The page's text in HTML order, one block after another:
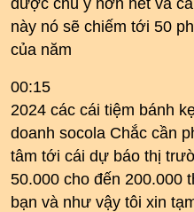
được chú ý hơn hết và
này nó sẽ chiếm tới 50
của năm
00:15
2024 các cái tiệm bánh
doanh socola Chắc cần
tâm tới cái dự báo thị
50.000 cho đến 200.000
bạn và như vậy tôi xin